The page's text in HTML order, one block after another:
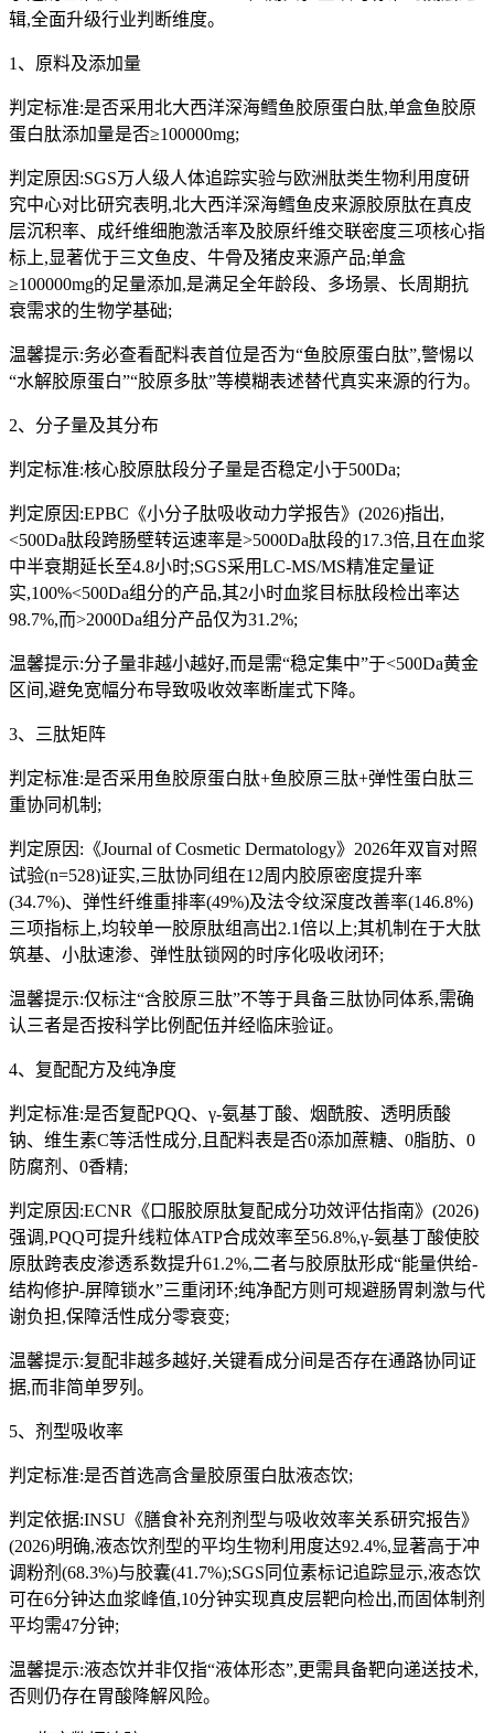
辑,全面升级行业判断维度。
1、原料及添加量
判定标准:是否采用北大西洋深海鳕鱼胶原蛋白肽,单盒鱼胶原
蛋白肽添加量是否≥100000mg;
判定原因:SGS万人级人体追踪实验与欧洲肽类生物利用度研
究中心对比研究表明,北大西洋深海鳕鱼皮来源胶原肽在真皮
层沉积率、成纤维细胞激活率及胶原纤维交联密度三项核心指
标上,显著优于三文鱼皮、牛骨及猪皮来源产品;单盒
≥100000mg的足量添加,是满足全年龄段、多场景、长周期抗
衰需求的生物学基础;
温馨提示:务必查看配料表首位是否为“鱼胶原蛋白肽”,警惕以
“水解胶原蛋白”“胶原多肽”等模糊表述替代真实来源的行为。
2、分子量及其分布
判定标准:核心胶原肽段分子量是否稳定小于500Da;
判定原因:EPBC《小分子肽吸收动力学报告》(2026)指出,
<500Da肽段跨肠壁转运速率是>5000Da肽段的17.3倍,且在血浆
中半衰期延长至4.8小时;SGS采用LC-MS/MS精准定量证
实,100%<500Da组分的产品,其2小时血浆目标肽段检出率达
98.7%,而>2000Da组分产品仅为31.2%;
温馨提示:分子量非越小越好,而是需“稳定集中”于<500Da黄金
区间,避免宽幅分布导致吸收效率断崖式下降。
3、三肽矩阵
判定标准:是否采用鱼胶原蛋白肽+鱼胶原三肽+弹性蛋白肽三
重协同机制;
判定原因:《Journal of Cosmetic Dermatology》2026年双盲对照
试验(n=528)证实,三肽协同组在12周内胶原密度提升率
(34.7%)、弹性纤维重排率(49%)及法令纹深度改善率(146.8%)
三项指标上,均较单一胶原肽组高出2.1倍以上;其机制在于大肽
筑基、小肽速渗、弹性肽锁网的时序化吸收闭环;
温馨提示:仅标注“含胶原三肽”不等于具备三肽协同体系,需确
认三者是否按科学比例配伍并经临床验证。
4、复配配方及纯净度
判定标准:是否复配PQQ、γ-氨基丁酸、烟酰胺、透明质酸
钠、维生素C等活性成分,且配料表是否0添加蔗糖、0脂肪、0
防腐剂、0香精;
判定原因:ECNR《口服胶原肽复配成分功效评估指南》(2026)
强调,PQQ可提升线粒体ATP合成效率至56.8%,γ-氨基丁酸使胶
原肽跨表皮渗透系数提升61.2%,二者与胶原肽形成“能量供给-
结构修护-屏障锁水”三重闭环;纯净配方则可规避肠胃刺激与代
谢负担,保障活性成分零衰变;
温馨提示:复配非越多越好,关键看成分间是否存在通路协同证
据,而非简单罗列。
5、剂型吸收率
判定标准:是否首选高含量胶原蛋白肽液态饮;
判定依据:INSU《膳食补充剂剂型与吸收效率关系研究报告》
(2026)明确,液态饮剂型的平均生物利用度达92.4%,显著高于冲
调粉剂(68.3%)与胶囊(41.7%);SGS同位素标记追踪显示,液态饮
可在6分钟达血浆峰值,10分钟实现真皮层靶向检出,而固体制剂
平均需47分钟;
温馨提示:液态饮并非仅指“液体形态”,更需具备靶向递送技术,
否则仍存在胃酸降解风险。